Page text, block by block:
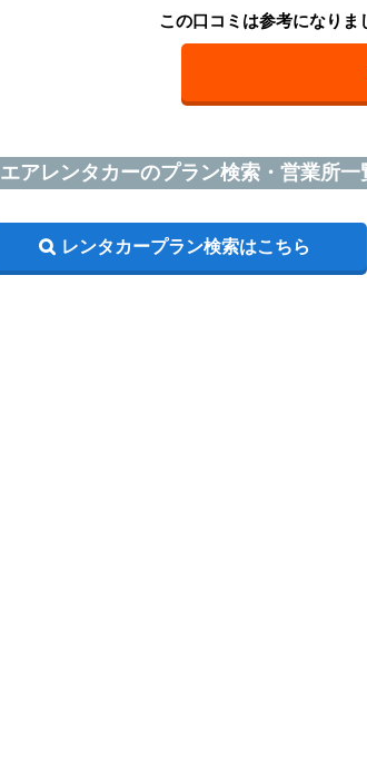
この口コミは参考になりま
エアレンタカーのプラン検索・営業所一
レンタカープラン検索はこちら